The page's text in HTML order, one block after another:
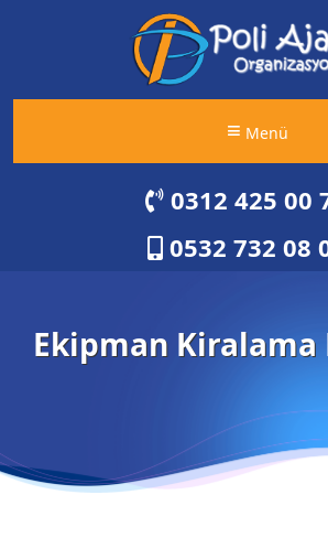
Menü
0312 425 00
0532 732 08
Ekipman